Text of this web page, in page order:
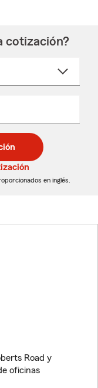
cotización?
en inglés.
Road y
oficinas